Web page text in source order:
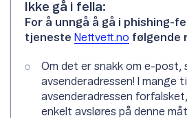
Ikke gå i fella:
For å unngå å gå i phishing-
tjeneste Nettvett.no følgende
Om det er snakk om e-post,
avsenderadressen! I mange
avsenderadressen
enkelt avsløres på denne